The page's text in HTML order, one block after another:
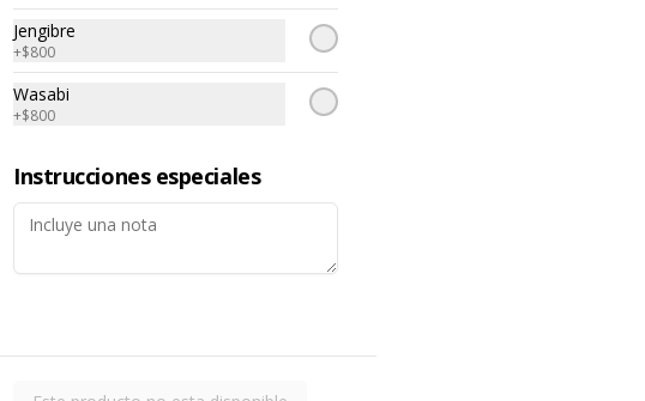
macerados en jugo de limón, ají
amarillo, rocoto, cebolla morada.
Acompañado de choclo peruano,
canchas y camote dulce.
Ceviche de salmon
Acompañado de choclo peruano,
Jengibre
+$800
Wasabi
+$800
Instrucciones especiales